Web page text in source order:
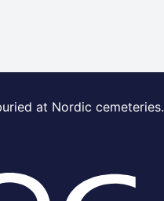
at Nordic cemeteries.